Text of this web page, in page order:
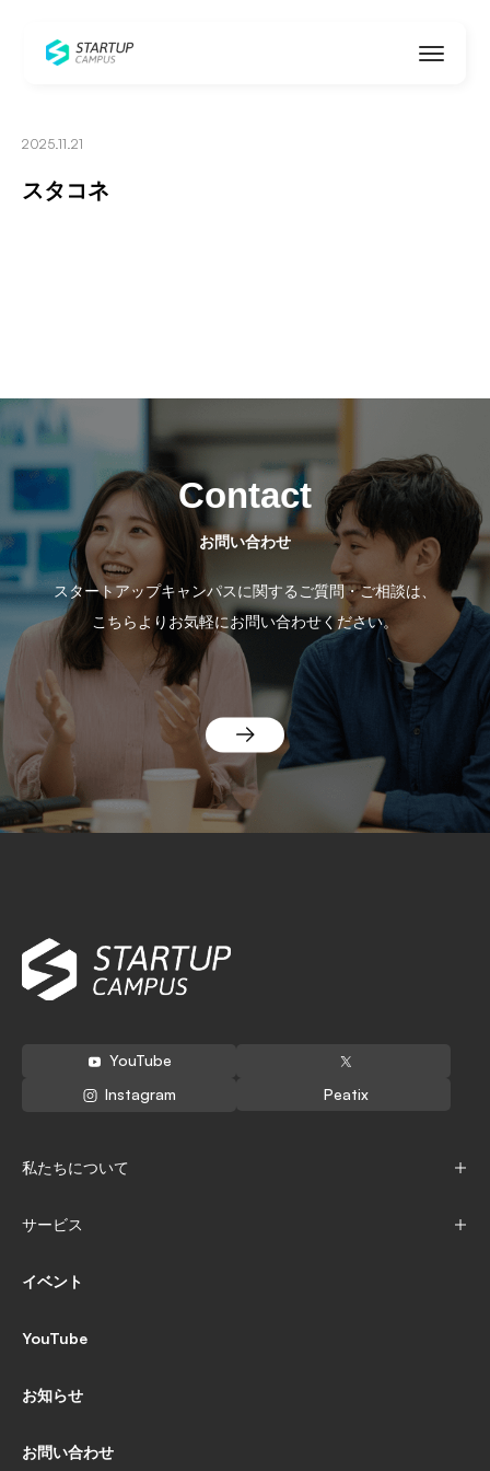
2025.11.21
スタコネ
Contact
お問い合わせ
スタートアップキャンパスに関するご質問・ご相談は、
こちらよりお気軽にお問い合わせください。
YouTube
Instagram
Peatix
私たちについて
サービス
イベント
YouTube
お知らせ
お問い合わせ